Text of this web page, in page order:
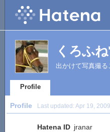
くろふ
出かけて写真撮
Profile
Profile Last updated: Apr 19, 2009
Hatena ID jranar